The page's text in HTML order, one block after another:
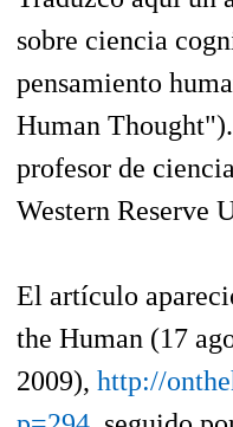
sobre ciencia
pensamiento
Human Thought").
profesor de
Western Reserve
El artículo
the Human (17
2009), http://